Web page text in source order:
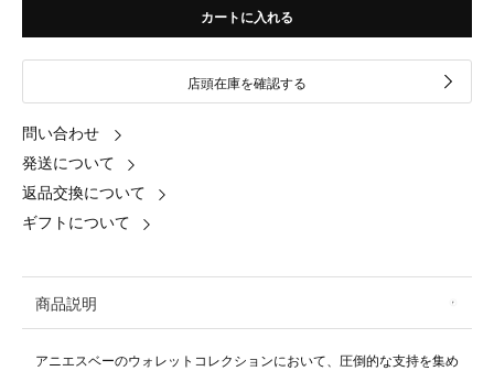
カートに入れる
店頭在庫を確認する
問い合わせ
発送について
返品交換について
ギフトについて
商品説明
アニエスベーのウォレットコレクションにおいて、圧倒的な支持を集め